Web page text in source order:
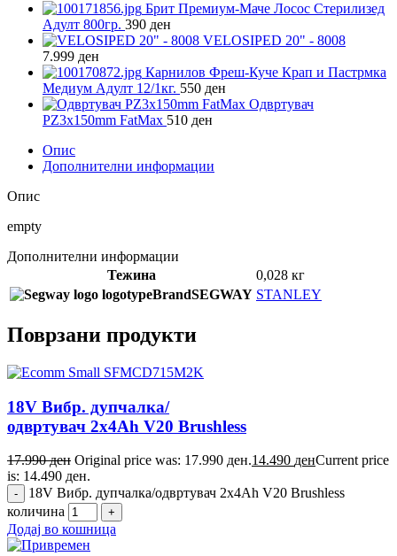
Брит Премиум-Маче Лосос Стерилизед
Адулт 800гр. 390 ден
VELOSIPED 20" - 8008
7.999 ден
Карнилов Фреш-Куче Крап и Пастрмка
Медиум Адулт 12/1кг. 550 ден
Одвртувач
PZ3x150mm FatMax 510 ден
Опис
Дополнителни информации
Опис
empty
Дополнителни информации
Тежина
0,028 кг
BrandSEGWAY STANLEY
Поврзани продукти
18V Вибр. дупчалка/
одвртувач 2x4Ah V20 Brushless
17.990ден Original price was: 17.990 ден.14.490 денCurrent price
is: 14.490 ден.
18V Вибр. дупчалка/одвртувач 2x4Ah V20 Brushless
количина
Додај во кошница